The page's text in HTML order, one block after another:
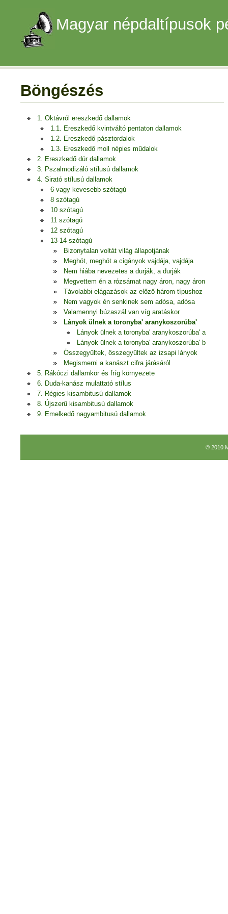
Magyar népdaltípusok
Böngészés
1. Oktávról ereszkedő dallamok
1.1. Ereszkedő kvintváltó pentaton dallamok
1.2. Ereszkedő pásztordalok
1.3. Ereszkedő moll népies műdalok
2. Ereszkedő dúr dallamok
3. Pszalmodizáló stílusú dallamok
4. Sirató stílusú dallamok
6 vagy kevesebb szótagú
8 szótagú
10 szótagú
11 szótagú
12 szótagú
13-14 szótagú
Bizonytalan voltát világ állapotjának
Meghót, meghót a cigányok vajdája, vajdája
Nem hiába nevezetes a durják, a durják
Megvettem én a rózsámat nagy áron, nagy áron
Távolabbi elágazások az előző három típushoz
Nem vagyok én senkinek sem adósa, adósa
Valamennyi búzaszál van víg aratáskor
Lányok ülnek a toronyba' aranykoszorúba'
Lányok ülnek a toronyba' aranykoszorúba' a
Lányok ülnek a toronyba' aranykoszorúba' b
Összegyűltek, összegyűltek az izsapi lányok
Megismerni a kanászt cifra járásáról
5. Rákóczi dallamkör és fríg környezete
6. Duda-kanász mulattató stílus
7. Régies kisambitusú dallamok
8. Újszerű kisambitusú dallamok
9. Emelkedő nagyambitusú dallamok
© 2010